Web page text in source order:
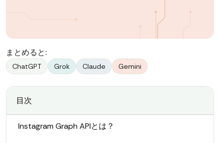
まとめると:
ChatGPT Grok Claude Gemini
目次
Instagram Graph APIとは？